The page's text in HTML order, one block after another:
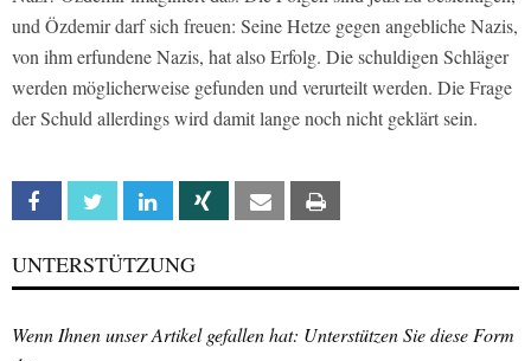
und Özdemir darf sich freuen: Seine Hetze gegen angebliche Nazis,
von ihm erfundene Nazis, hat also Erfolg. Die schuldigen Schläger
werden möglicherweise gefunden und verurteilt werden. Die Frage
der Schuld allerdings wird damit lange noch nicht geklärt sein.
Facebook Twitter Linkedin Xing Email
UNTERSTÜTZUNG
Wenn Ihnen unser Artikel gefallen hat: Unterstützen Sie diese Form